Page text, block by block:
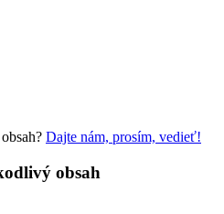
Dajte nám, prosím, vedieť!
obsah